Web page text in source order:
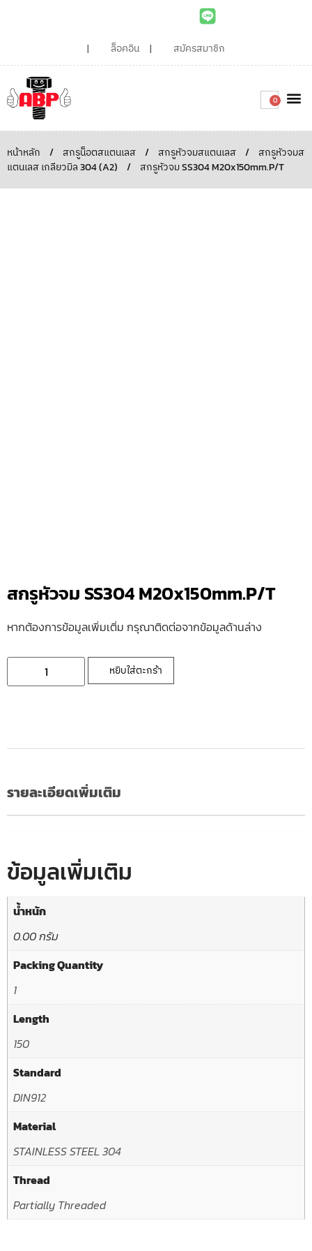
ล็อคอิน สมัครสมาชิก
0
หน้าหลัก / สกรูน็อตสแตนเลส / สกรูหัวจมสแตนเลส /
สกรูหัวจมส
แตนเลส เกลียวมิล 304 (A2)
/ สกรูหัวจม SS304 M20x150mm.P/T
สกรูหัวจม SS304 M20x150mm.P/T
หากต้องการข้อมูลเพิ่มเติ่ม กรุณาติดต่อจากข้อมูลด้านล่าง
หยิบใส่ตะกร้า
รายละเอียดเพิ่มเติม
ข้อมูลเพิ่มเติม
น้ำหนัก
0.00 กรัม
Packing Quantity
1
Length
150
Standard
DIN912
Material
STAINLESS STEEL 304
Thread
Partially Threaded